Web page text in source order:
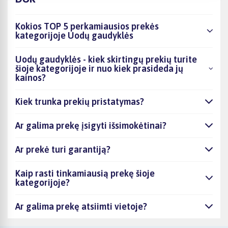
Kokios TOP 5 perkamiausios prekės
kategorijoje Uodų gaudyklės
Uodų gaudyklės - kiek skirtingų prekių turite
šioje kategorijoje ir nuo kiek prasideda jų
kainos?
Kiek trunka prekių pristatymas?
Ar galima prekę įsigyti išsimokėtinai?
Ar prekė turi garantiją?
Kaip rasti tinkamiausią prekę šioje
kategorijoje?
Ar galima prekę atsiimti vietoje?